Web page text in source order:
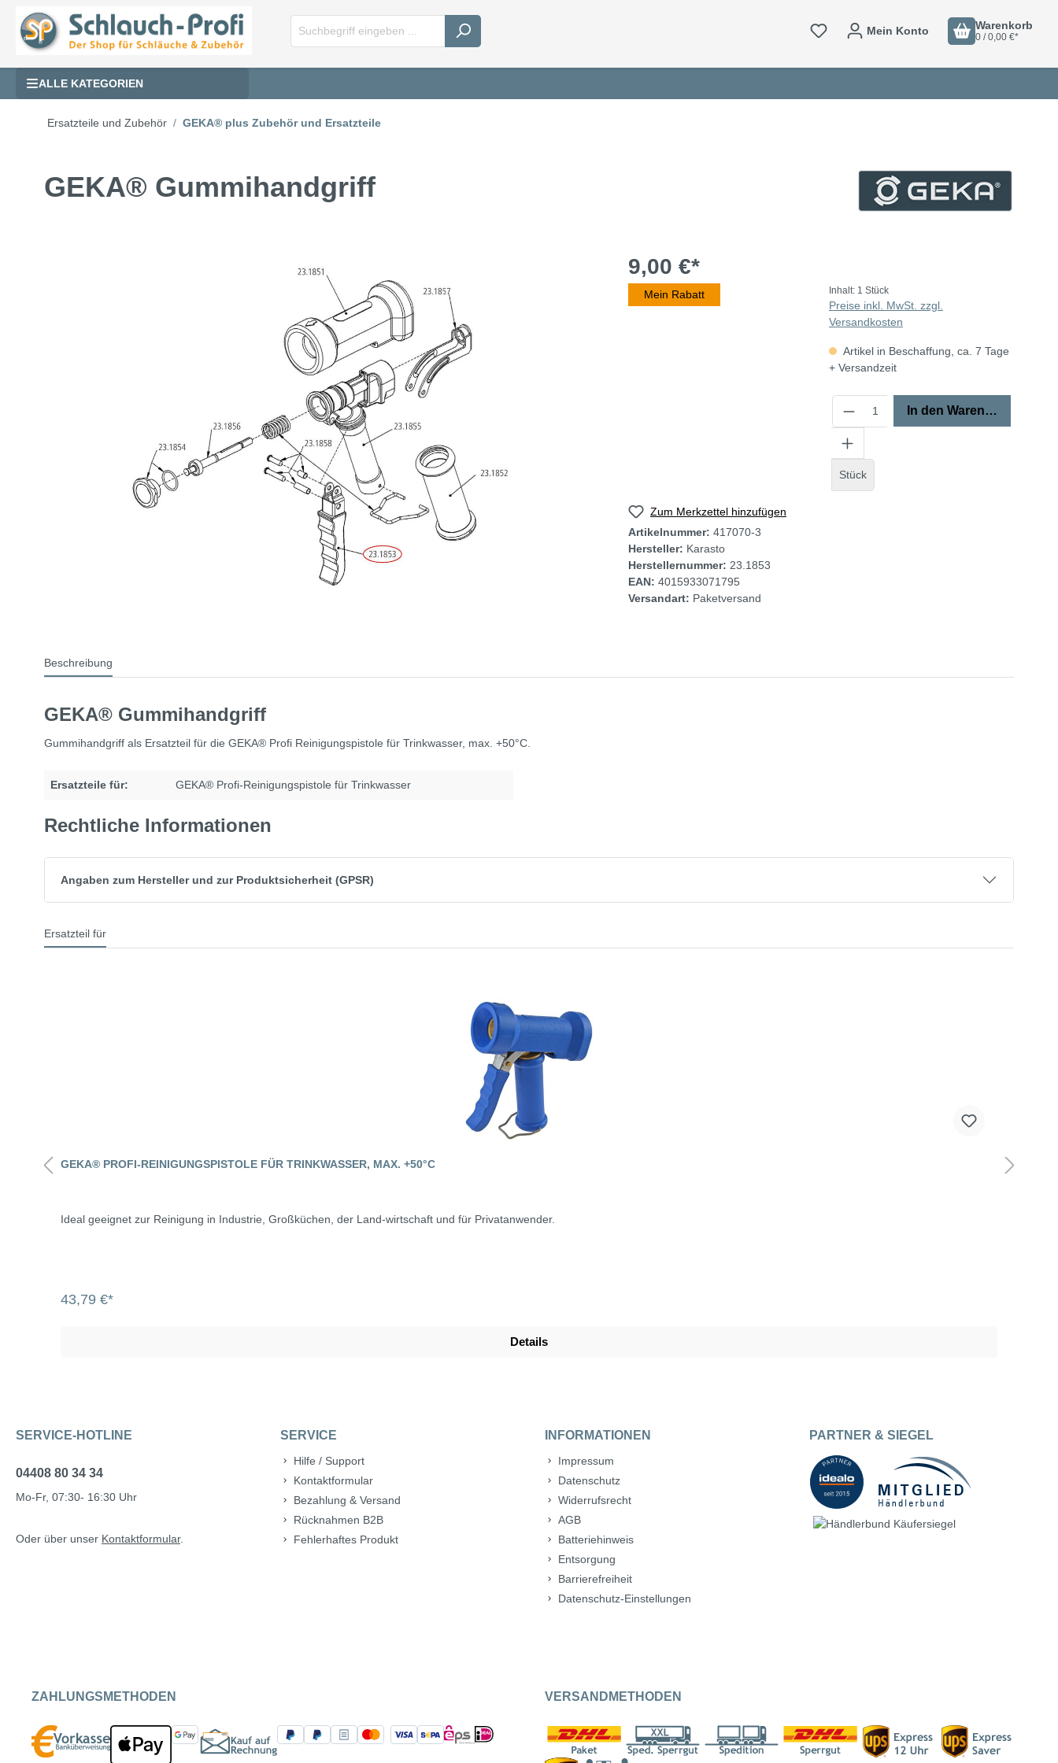
Mein Konto Warenkorb
0 / 0,00 €*
ALLE KATEGORIEN
Ersatzteile und Zubehör GEKA® plus Zubehör und Ersatzteile
GEKA® Gummihandgriff
9,00 €*
Mein Rabatt Inhalt: 1 Stück
Preise inkl. MwSt. zzgl.
Versandkosten
Artikel in Beschaffung, ca. 7 Tage
+ Versandzeit
Stück
In den Warenkorb
Zum Merkzettel hinzufügen
Artikelnummer: 417070-3
Hersteller: Karasto
Herstellernummer: 23.1853
EAN: 4015933071795
Versandart: Paketversand
Beschreibung
GEKA® Gummihandgriff
Gummihandgriff als Ersatzteil für die GEKA® Profi Reinigungspistole für Trinkwasser, max. +50°C.
Ersatzteile für: GEKA® Profi-Reinigungspistole für Trinkwasser
Rechtliche Informationen
Angaben zum Hersteller und zur Produktsicherheit (GPSR)
Ersatzteil für
GEKA® PROFI-REINIGUNGSPISTOLE FÜR TRINKWASSER, MAX. +50°C
Ideal geeignet zur Reinigung in Industrie, Großküchen, der Land-wirtschaft und für Privatanwender.
43,79 €*
Details
SERVICE-HOTLINE
04408 80 34 34
Mo-Fr, 07:30- 16:30 Uhr
Oder über unser Kontaktformular.
SERVICE
Hilfe / Support
Kontaktformular
Bezahlung & Versand
Rücknahmen B2B
Fehlerhaftes Produkt
INFORMATIONEN
Impressum
Datenschutz
Widerrufsrecht
AGB
Batteriehinweis
Entsorgung
Barrierefreiheit
Datenschutz-Einstellungen
PARTNER & SIEGEL
ZAHLUNGSMETHODEN VERSANDMETHODEN